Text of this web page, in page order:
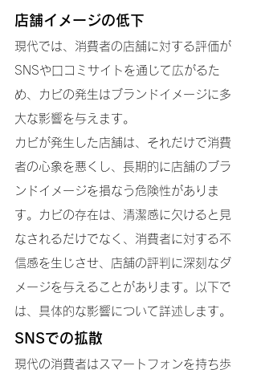
店舗イメージの低下
現代では、消費者の店舗に対する評価が
SNSや口コミサイトを通じて広がるた
め、カビの発生はブランドイメージに多
大な影響を与えます。
カビが発生した店舗は、それだけで消費
者の心象を悪くし、長期的に店舗のブラ
ンドイメージを損なう危険性がありま
す。カビの存在は、清潔感に欠けると見
なされるだけでなく、消費者に対する不
信感を生じさせ、店舗の評判に深刻なダ
メージを与えることがあります。以下で
は、具体的な影響について詳述します。
SNSでの拡散
現代の消費者はスマートフォンを持ち歩